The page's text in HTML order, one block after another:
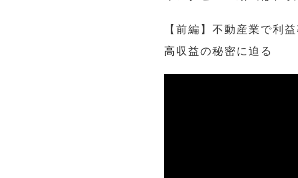
【前編】不動産業で利
高収益の秘密に迫る